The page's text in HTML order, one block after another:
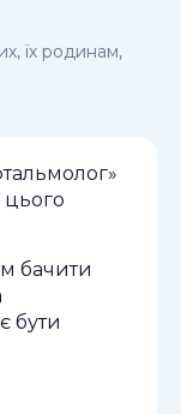
їх родинам,
цього
бачити
бути